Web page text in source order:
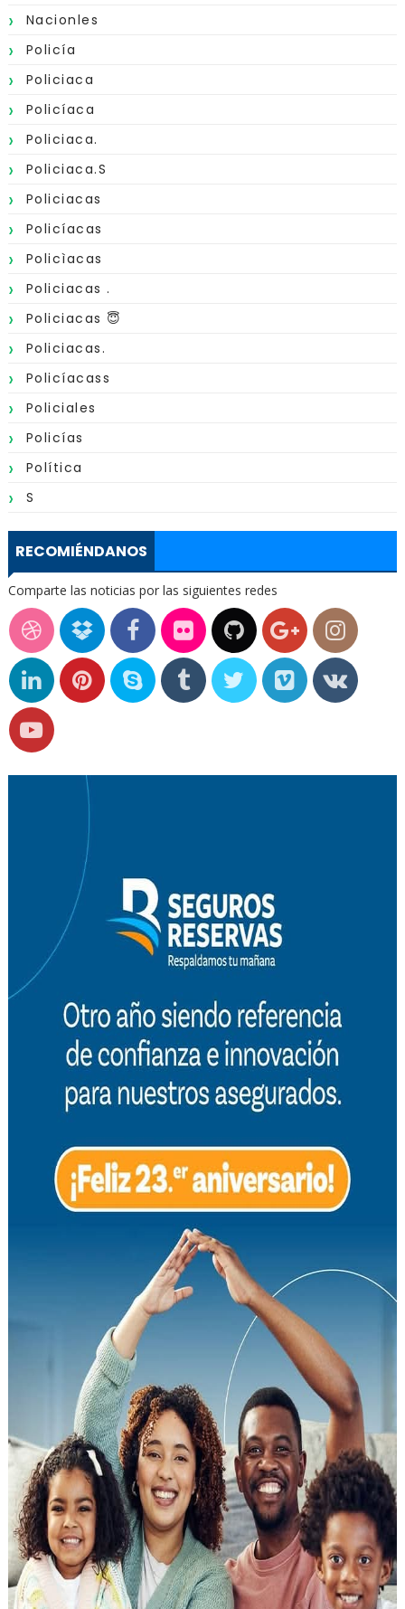
Nacionles
Policía
Policiaca
Policíaca
Policiaca.
Policiaca.s
Policiacas
Policíacas
Policìacas
Policiacas .
Policiacas 😇
Policiacas.
Policíacass
Policiales
Policías
Política
S
RECOMIÉNDANOS
Comparte las noticias por las siguientes redes